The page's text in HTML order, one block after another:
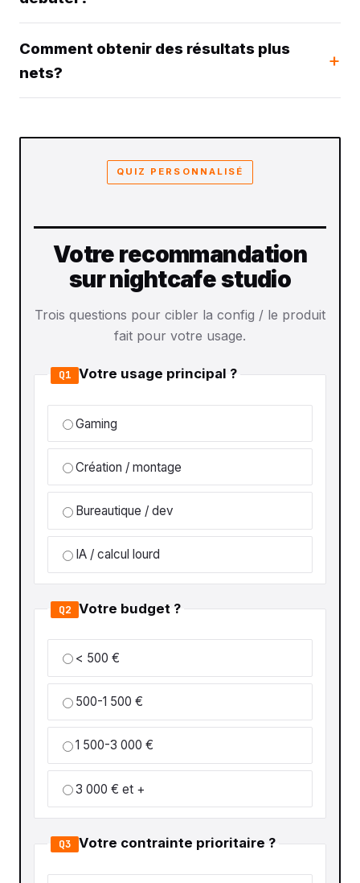
Comment obtenir des résultats plus
nets?
QUIZ PERSONNALISÉ
Votre recommandation
sur nightcafe studio
Trois questions pour cibler la config / le produit
fait pour votre usage.
Q1 Votre usage principal ?
Gaming
Création / montage
Bureautique / dev
IA / calcul lourd
Q2 Votre budget ?
< 500 €
500-1 500 €
1 500-3 000 €
3 000 € et +
Q3 Votre contrainte prioritaire ?